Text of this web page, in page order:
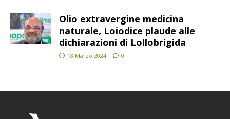
Olio extravergine medicina
naturale, Loiodice plaude alle
dichiarazioni di Lollobrigida
18 Marzo 2024 0